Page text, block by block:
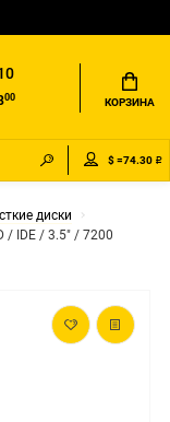
00 КОРЗИНА
$ =74.30 ₽
диски
/ IDE / 3.5" / 7200